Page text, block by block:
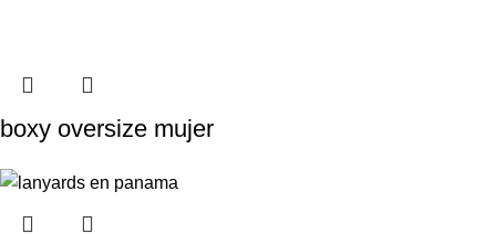
boxy oversize mujer